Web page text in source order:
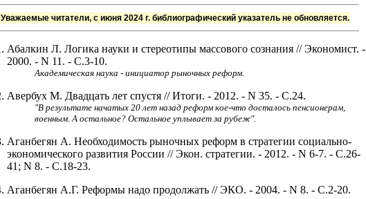
Уважаемые читатели, с июня 2024 г. библиографический указатель не обновляется.
Абалкин Л. Логика науки и стереотипы массового сознания // Экономист. -
2000. - N 11. - С.3-10.
Академическая наука - инициатор рыночных реформ.
Авербух М. Двадцать лет спустя // Итоги. - 2012. - N 35. - С.24.
"В результате начатых 20 лет назад реформ кое-что досталось пенсионерам,
военным. А остальное? Остальное уплывает за рубеж".
Аганбегян А. Необходимость рыночных реформ в стратегии социально-
экономического развития России // Экон. стратегии. - 2012. - N 6-7. - С.26-
41; N 8. - С.18-23.
Аганбегян А.Г. Реформы надо продолжать // ЭКО. - 2004. - N 8. - С.2-20.